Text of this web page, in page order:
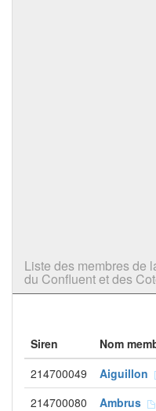
Liste des membres de
du Confluent et des
Siren Nom
214700049
Aiguillon
214700080 Ambrus